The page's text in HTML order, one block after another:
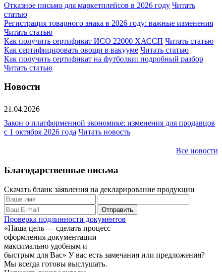
Отказное письмо для маркетплейсов в 2026 году Читать
статью
Регистрация товарного знака в 2026 году: важные изменения
Читать статью
Как получить сертификат ИСО 22000 ХАССП Читать статью
Как сертифицировать овощи в вакууме Читать статью
Как получить сертификат на футболки: подробный разбор
Читать статью
Новости
21.04.2026
Закон о платформенной экономике: изменения для продавцов
с 1 октября 2026 года Читать новость
Все новости
Благодарственные письма
Скачать бланк заявления на декларирование продукции
Проверка подлинности документов
«Наша цель — сделать процесс
оформления документации
максимально удобным и
быстрым для Вас» У вас есть замечания или предложения?
Мы всегда готовы выслушать.